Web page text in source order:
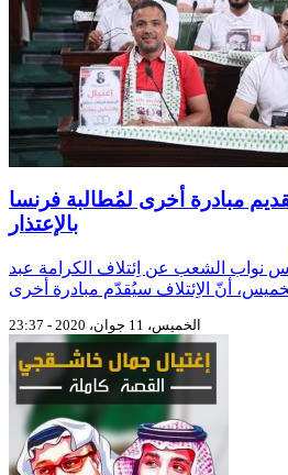
مبادرة أخرى لمُطالبة فرنسا
بالإعتذار
نواب الشعب عن اِئتلاف الكرامة عبد
الخميس، 11 جوان، 2020 - 23:37